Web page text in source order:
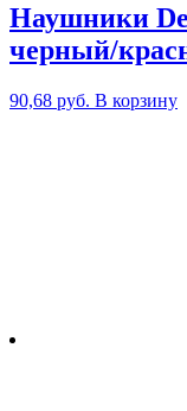
Наушники
черный/
90,68 руб. В корзину